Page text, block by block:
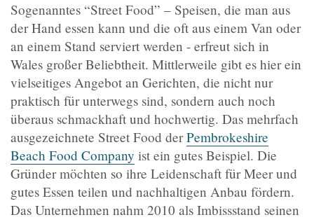
Sogenanntes “Street Food” – Speisen, die man aus
der Hand essen kann und die oft aus einem Van oder
an einem Stand serviert werden - erfreut sich in
Wales großer Beliebtheit. Mittlerweile gibt es hier ein
vielseitiges Angebot an Gerichten, die nicht nur
praktisch für unterwegs sind, sondern auch noch
überaus schmackhaft und hochwertig. Das mehrfach
ausgezeichnete Street Food derPembrokeshire
Beach Food Company ist ein gutes Beispiel. Die
Gründer möchten so ihre Leidenschaft für Meer und
gutes Essen teilen und nachhaltigen Anbau fördern.
Das Unternehmen nahm 2010 als Imbissstand seinen